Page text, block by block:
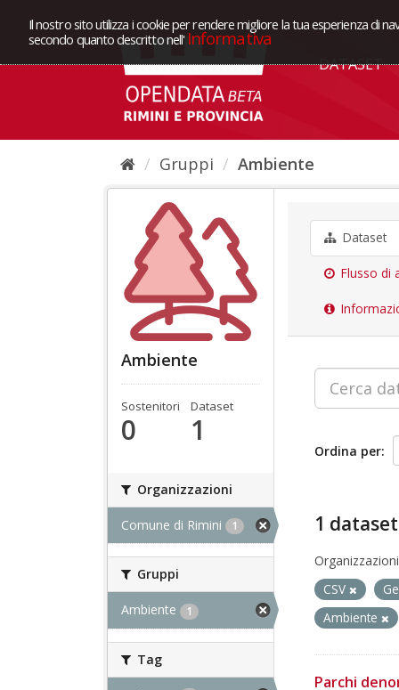
Il nostro sito utilizza i cookie per rendere migliore la tua esperienza di
secondo quanto descritto nell' Informativa
DATASET
Gruppi Ambiente
Ambiente
Sostenitori
0
Dataset
1
Organizzazioni
Comune di Rimini 1
Gruppi
Ambiente 1
Tag
Dataset
Flusso di
Ordina per
1
CSV
Ambiente
Parchi